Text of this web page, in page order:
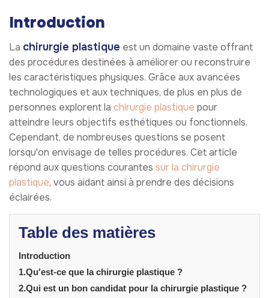
Introduction
La chirurgie plastique est un domaine vaste offrant
des procédures destinées à améliorer ou reconstruire
les caractéristiques physiques. Grâce aux avancées
technologiques et aux techniques, de plus en plus de
personnes explorent la chirurgie plastique pour
atteindre leurs objectifs esthétiques ou fonctionnels.
Cependant, de nombreuses questions se posent
lorsqu'on envisage de telles procédures. Cet article
répond aux questions courantes sur la chirurgie
plastique, vous aidant ainsi à prendre des décisions
éclairées.
Table des matières
Introduction
1.Qu'est-ce que la chirurgie plastique ?
2.Qui est un bon candidat pour la chirurgie plastique ?